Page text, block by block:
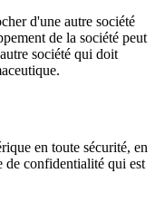
d'une autre société
de la société peut
société qui doit
en toute sécurité, en
confidentialité qui est